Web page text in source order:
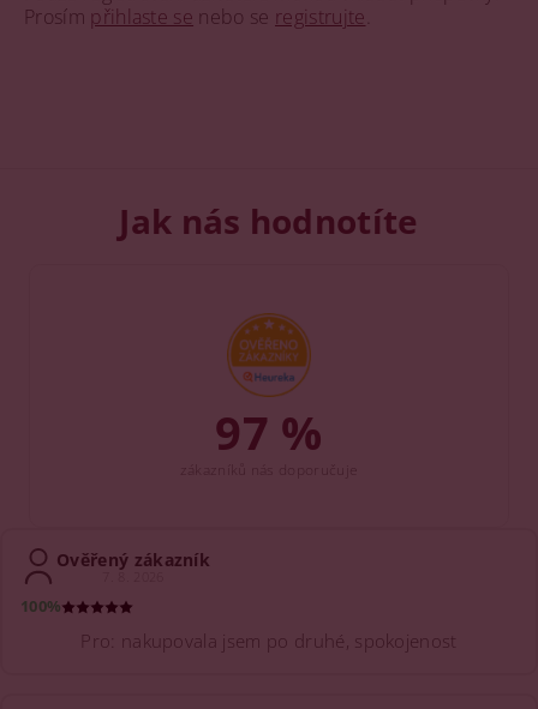
Prosím přihlaste se nebo se registrujte
Jak nás hodnotíte
97 %
Ověřený zákazník
7. 8. 2026
100%
Pro: nakupovala jsem po druhé, spokojenost